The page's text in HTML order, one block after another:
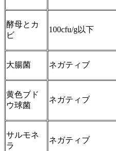
酵母とカ
ビ
100cfu/g以下
大腸菌 ネガティブ
黄色ブド
ウ球菌
ネガティブ
サルモネ
ラ
ネガティブ